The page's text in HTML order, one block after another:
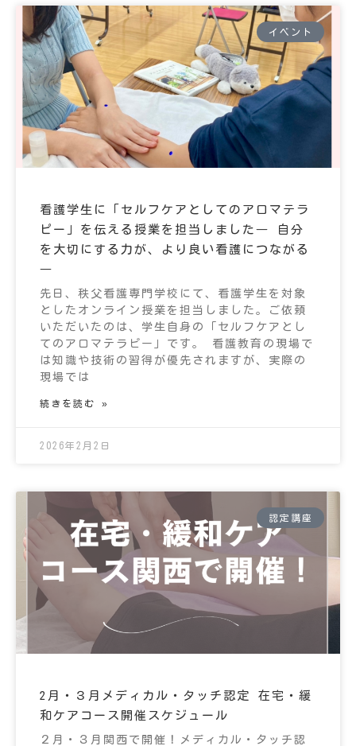
イベント
看護学生に「セルフケアとしてのアロマテラ
ピー」を伝える授業を担当しました― 自分
を大切にする力が、より良い看護につながる
―
先日、秩父看護専門学校にて、看護学生を対象
としたオンライン授業を担当しました。ご依頼
いただいたのは、学生自身の「セルフケアとし
てのアロマテラピー」です。 看護教育の現場で
は知識や技術の習得が優先されますが、実際の
現場では
続きを読む »
2026年2月2日
認定講座
2月・３月メディカル・タッチ認定 在宅・緩
和ケアコース開催スケジュール
２月・３月関西で開催！メディカル・タッチ認